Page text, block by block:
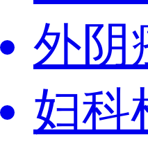
外阴
妇科